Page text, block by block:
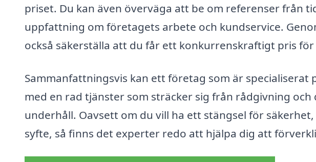
priset. Du kan även överväga att be om referenser från
uppfattning om företagets arbete och kundservice.
också säkerställa att du får ett konkurrenskraftigt pris för
Sammanfattningsvis kan ett företag som är specialiserat
med en rad tjänster som sträcker sig från rådgivning
underhåll. Oavsett om du vill ha ett stängsel för
syfte, så finns det experter redo att hjälpa dig att